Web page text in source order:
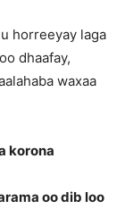
horreeyay laga
dhaafay,
waxaa
korona
oo dib loo